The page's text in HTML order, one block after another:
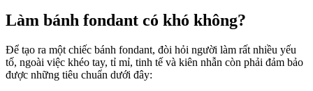
Làm bánh fondant có khó không?
Để tạo ra một chiếc bánh fondant, đòi hỏi người làm rất nhiều yếu
tố, ngoài việc khéo tay, tỉ mỉ, tinh tế và kiên nhẫn còn phải đảm bảo
được những tiêu chuẩn dưới đây: